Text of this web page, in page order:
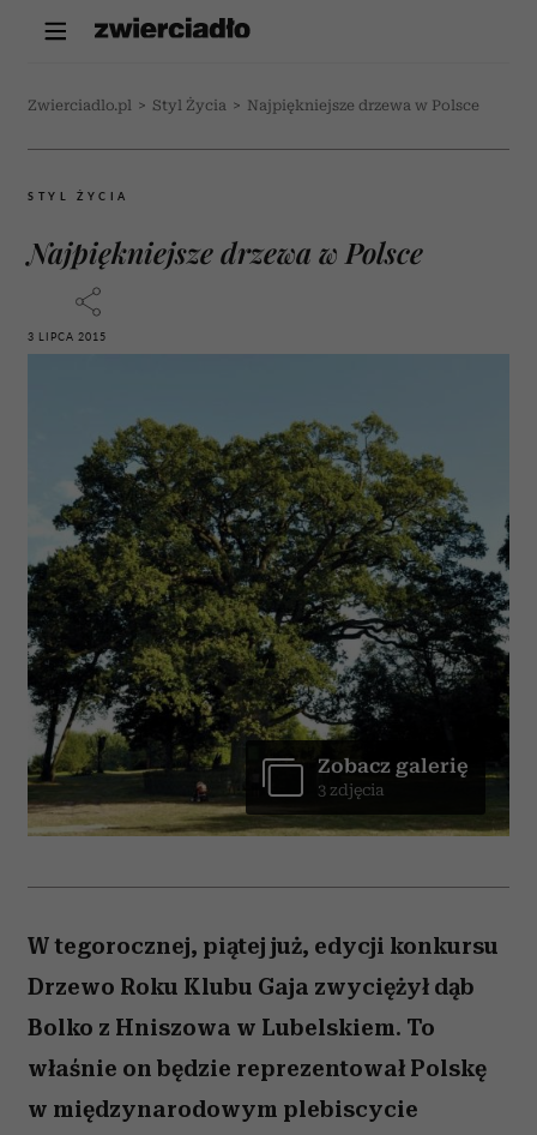
Zwierciadlo.pl > Styl Życia > Najpiękniejsze drzewa w Polsce
STYL ŻYCIA
Najpiękniejsze drzewa w Polsce
3 LIPCA 2015
Zobacz galerię
3 zdjęcia
W tegorocznej, piątej już, edycji konkursu
Drzewo Roku Klubu Gaja zwyciężył dąb
Bolko z Hniszowa w Lubelskiem. To
właśnie on będzie reprezentował Polskę
w międzynarodowym plebiscycie